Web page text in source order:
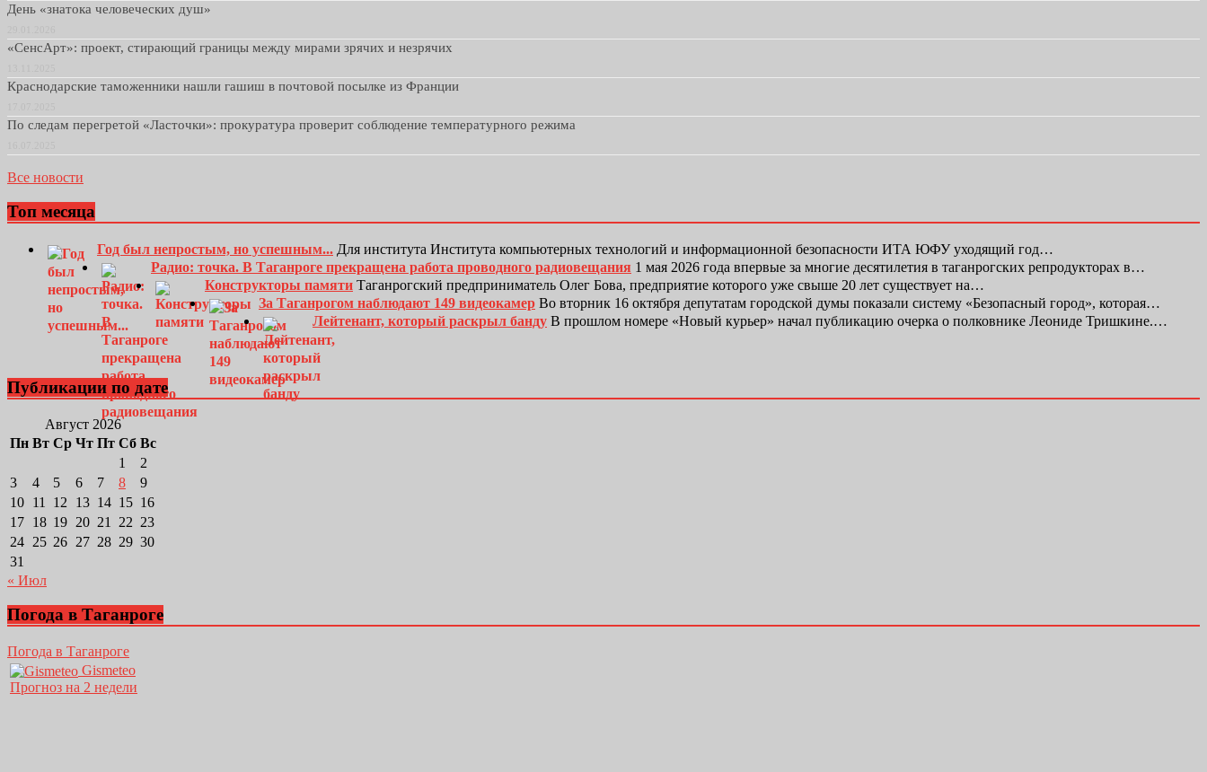
День «знатока человеческих душ»
«СенсАрт»: проект, стирающий границы между мирами зрячих и незрячих
Краснодарские таможенники нашли гашиш в почтовой посылке из Франции
По следам перегретой «Ласточки»: прокуратура проверит соблюдение температурного режима
Все новости
Топ месяца
Год был непростым, но успешным... Для института Института компьютерных технологий и информационной безопасности ИТА ЮФУ уходящий год…
Радио: точка. В Таганроге прекращена работа проводного радиовещания 1 мая 2026 года впервые за многие десятилетия в таганрогских репродукторах в…
Конструкторы памяти Таганрогский предприниматель Олег Бова, предприятие которого уже свыше 20 лет существует на…
За Таганрогом наблюдают 149 видеокамер Во вторник 16 октября депутатам городской думы показали систему «Безопасный город», которая…
Лейтенант, который раскрыл банду В прошлом номере «Новый курьер» начал публикацию очерка о полковнике Леониде Тришкине.…
Публикации по дате
Август 2026
Пн Вт Ср Чт Пт Сб Вс
1
2
3
4 5 6 7 8
9
10 11 12 13 14 15 16
17 18 19 20 21 22 23
24 25 26 27 28 29 30
31
« Июл
Погода в Таганроге
Погода в Таганроге
Gismeteo
Прогноз на 2 недели